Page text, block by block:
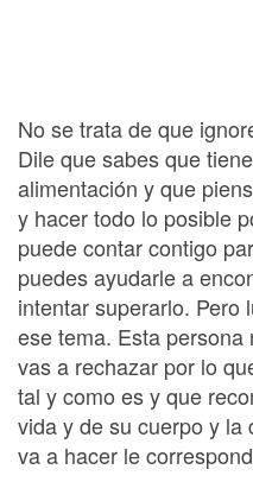
No se trata de que
Dile que sabes que
alimentación y que
y hacer todo lo posible
puede contar contigo
puedes ayudarle a
intentar superarlo. Pero
ese tema. Esta
vas a rechazar por lo
tal y como es y que
vida y de su cuerpo y la
va a hacer le